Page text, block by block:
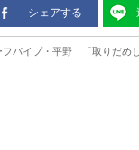
シェアする
フパイプ・平野 「取りだめ